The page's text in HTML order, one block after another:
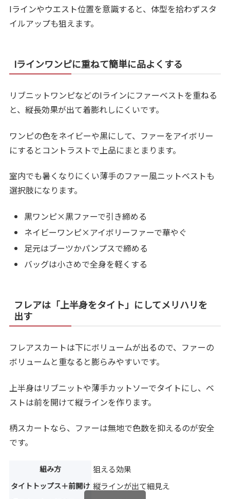
Iラインやウエスト位置を意識すると、体型を拾わずスタ
イルアップも狙えます。
Iラインワンピに重ねて簡単に品よくする
リブニットワンピなどのIラインにファーベストを重ねる
と、縦長効果が出て着膨れしにくいです。
ワンピの色をネイビーや黒にして、ファーをアイボリー
にするとコントラストで上品にまとまります。
室内でも暑くなりにくい薄手のファー風ニットベストも
選択肢になります。
黒ワンピ×黒ファーで引き締める
ネイビーワンピ×アイボリーファーで華やぐ
足元はブーツかパンプスで締める
バッグは小さめで全身を軽くする
フレアは「上半身をタイト」にしてメリハリを
出す
フレアスカートは下にボリュームが出るので、ファーの
ボリュームと重なると膨らみやすいです。
上半身はリブニットや薄手カットソーでタイトにし、ベ
ストは前を開けて縦ラインを作ります。
柄スカートなら、ファーは無地で色数を抑えるのが安全
です。
組み方 狙える効果
タイトトップス＋前開け 縦ラインが出て細見え